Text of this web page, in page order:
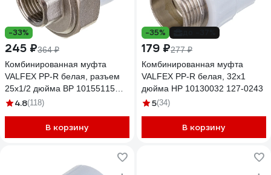
-33%
245 ₽364 ₽
Комбинированная муфта
VALFEX PP-R белая, разъем
25х1/2 дюйма ВР 10155115
127-0211
4.8(118)
В корзину
-35%
179 ₽277 ₽
Комбинированная муфта
VALFEX PP-R белая, 32х1
дюйма НР 10130032 127-0243
5(34)
В корзину